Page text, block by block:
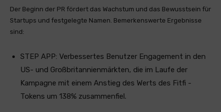
Der Beginn der PR fördert das Wachstum und das Bewusstsein für
Startups und festgelegte Namen. Bemerkenswerte Ergebnisse
sind:
STEP APP: Verbessertes Benutzer Engagement in den
US- und Großbritannienmärkten, die im Laufe der
Kampagne mit einem Anstieg des Werts des Fitfi -
Tokens um 138% zusammenfiel.